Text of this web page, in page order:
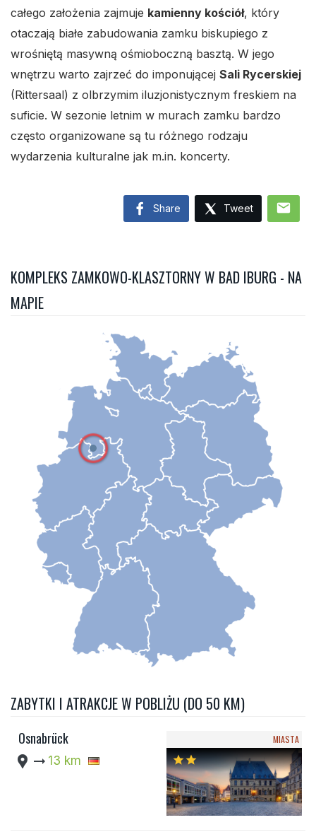
całego założenia zajmuje kamienny kościół, który
otaczają białe zabudowania zamku biskupiego z
wrośniętą masywną ośmioboczną basztą. W jego
wnętrzu warto zajrzeć do imponującej Sali Rycerskiej
(Rittersaal) z olbrzymim iluzjonistycznym freskiem na
suficie. W sezonie letnim w murach zamku bardzo
często organizowane są tu różnego rodzaju
wydarzenia kulturalne jak m.in. koncerty.
Share Tweet mail
KOMPLEKS ZAMKOWO-KLASZTORNY W BAD IBURG - NA
MAPIE
ZABYTKI I ATRAKCJE W POBLIŻU (DO 50 KM)
Osnabrück
location_pin arrow_right_alt 13 km
MIASTA
starstar